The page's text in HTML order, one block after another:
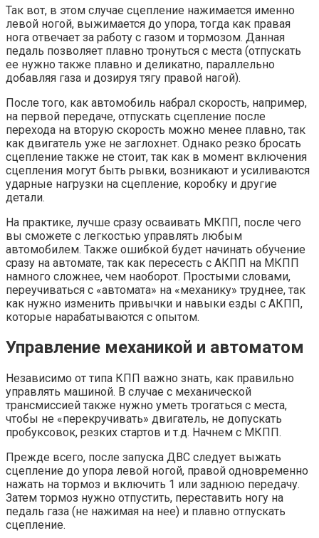
Так вот, в этом случае сцепление нажимается именно
левой ногой, выжимается до упора, тогда как правая
нога отвечает за работу с газом и тормозом. Данная
педаль позволяет плавно тронуться с места (отпускать
ее нужно также плавно и деликатно, параллельно
добавляя газа и дозируя тягу правой нагой).
После того, как автомобиль набрал скорость, например,
на первой передаче, отпускать сцепление после
перехода на вторую скорость можно менее плавно, так
как двигатель уже не заглохнет. Однако резко бросать
сцепление также не стоит, так как в момент включения
сцепления могут быть рывки, возникают и усиливаются
ударные нагрузки на сцепление, коробку и другие
детали.
На практике, лучше сразу осваивать МКПП, после чего
вы сможете с легкостью управлять любым
автомобилем. Также ошибкой будет начинать обучение
сразу на автомате, так как пересесть с АКПП на МКПП
намного сложнее, чем наоборот. Простыми словами,
переучиваться с «автомата» на «механику» труднее, так
как нужно изменить привычки и навыки езды с АКПП,
которые нарабатываются с опытом.
Управление механикой и автоматом
Независимо от типа КПП важно знать, как правильно
управлять машиной. В случае с механической
трансмиссией также нужно уметь трогаться с места,
чтобы не «перекручивать» двигатель, не допускать
пробуксовок, резких стартов и т.д. Начнем с МКПП.
Прежде всего, после запуска ДВС следует выжать
сцепление до упора левой ногой, правой одновременно
нажать на тормоз и включить 1 или заднюю передачу.
Затем тормоз нужно отпустить, переставить ногу на
педаль газа (не нажимая на нее) и плавно отпускать
сцепление.